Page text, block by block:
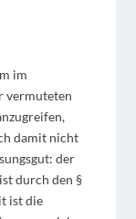
im
vermuteten
damit nicht
der
durch den §
ist die